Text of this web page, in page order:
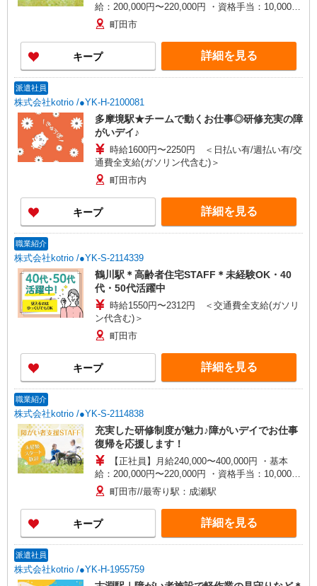
給：200,000円〜220,000円 ・資格手当：10,000〜
30,000円 ・役職手当：10,000〜70,000円 ・処遇改
善手当：20,000〜60,000円（勤続年数、保有資格
により変動） ・固定残業手当：20,000円（10時
間） ※固定残業時間を超過する場合には超過勤務
手当として別途支給 下記資格をお持ちの方歓迎 ・
・介護福祉士 など
町田市
キープ 詳細を見る
派遣社員
株式会社kotrio /●YK-H-2100081
多摩境駅★チームで動くお仕事◎研修充実の障
がいデイ♪
時給1600円〜2250円 ＜日払い有/週払い有/交
通費全支給(ガソリン代含む)＞
町田市内
キープ 詳細を見る
職業紹介
株式会社kotrio /●YK-S-2114339
鶴川駅＊高齢者住宅STAFF＊未経験OK・40
代・50代活躍中
時給1550円〜2312円 ＜交通費全支給(ガソリ
ン代含む)＞
町田市
キープ 詳細を見る
職業紹介
株式会社kotrio /●YK-S-2114838
充実した研修制度が魅力♪障がいデイでお仕事
復帰を応援します！
【正社員】月給240,000〜400,000円 ・基本
給：200,000円〜220,000円 ・資格手当：10,000〜
30,000円 ・役職手当：10,000〜70,000円 ・処遇改
善手当：20,000〜60,000円（勤続年数、保有資格
により変動） ・固定残業手当：20,000円（10時
間） ※固定残業時間を超過する場合には超過勤務
手当として別途支給 下記資格をお持ちの方歓迎 ・
・介護福祉士 など
町田市//最寄り駅：成瀬駅
キープ 詳細を見る
派遣社員
株式会社kotrio /●YK-H-1955759